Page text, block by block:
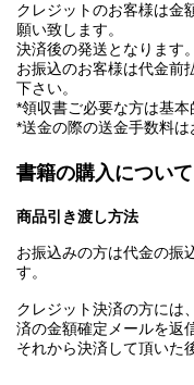
クレジットのお客様は金
願い致します。
決済後の発送となります。
お振込のお客様は代金前
下さい。
*領収書ご必要な方は基本
*送金の際の送金手数料は
書籍の購入について
商品引き渡し方法
お振込みの方は代金の振
す。
クレジット決済の方には
済の金額確定メールを返
それから決済して頂いた